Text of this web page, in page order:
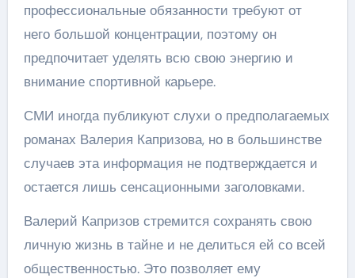
профессиональные обязанности требуют от
него большой концентрации, поэтому он
предпочитает уделять всю свою энергию и
внимание спортивной карьере.
СМИ иногда публикуют слухи о предполагаемых
романах Валерия Капризова, но в большинстве
случаев эта информация не подтверждается и
остается лишь сенсационными заголовками.
Валерий Капризов стремится сохранять свою
личную жизнь в тайне и не делиться ей со всей
общественностью. Это позволяет ему